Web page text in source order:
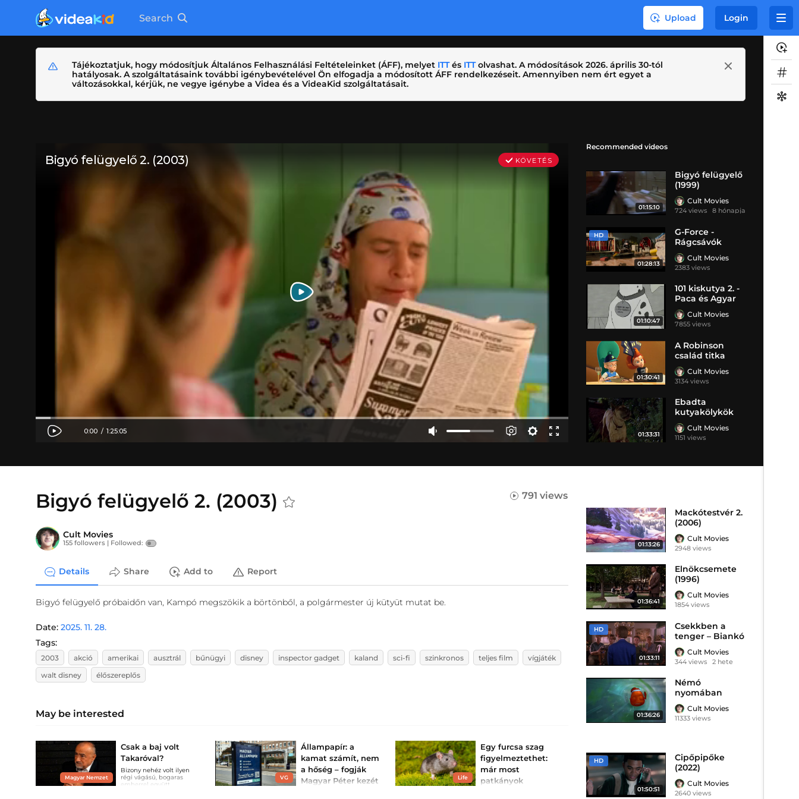
Search Upload Login
Tájékoztatjuk, hogy módosítjuk Általános Felhasználási Feltételeinket (ÁFF), melyet ITTés ITTolvashat. A módosítások 2026. április 30-tól
hatályosak. A szolgáltatásaink további igénybevételével Ön elfogadja a módosított ÁFF rendelkezéseit. Amennyiben nem ért egyet a
változásokkal, kérjük, ne vegye igénybe a Videa és a VideaKid szolgáltatásait.
Recommended videos
01:15:10
Bigyó felügyelő
(1999)
Cult Movies
724 views 8 hónapja
HD
01:28:13
G-Force -
Rágcsávók
(2009)
Cult Movies
2383 views
01:10:47
101 kiskutya 2. -
Paca és Agyar
(2003)
Cult Movies
7855 views
01:30:41
A Robinson
család titka
(2007)
Cult Movies
3134 views
01:33:31
Ebadta
kutyakölykök
(1966)
Cult Movies
1151 views
Bigyó felügyelő 2. (2003) 791 views
Cult Movies
155 followers | Followed:
Details Share Add to Report
Bigyó felügyelő próbaidőn van, Kampó megszökik a börtönből, a polgármester új kütyüt mutat be.
Date: 2025. 11. 28.
Tags:
2003 akció amerikai ausztrál bűnügyi disney inspector gadget kaland sci-fi szinkronos teljes film
vígjáték
walt disney
élőszereplős
May be interested
Magyar Nemzet
Csak a baj volt
Takaróval?
Bizony nehéz volt ilyen
régi vágású, bogaras
emberrel együtt
VG
Állampapír: a
kamat számít, nem
a hőség – fogják
Magyar Péter kezét
Life
Egy furcsa szag
figyelmeztethet:
már most
patkányok
01:13:26
Mackótestvér 2.
(2006)
Cult Movies
2948 views
01:36:41
Elnökcsemete
(1996)
Cult Movies
1854 views
HD
01:33:11
Csekkben a
tenger – Biankó
bankó (1994)
Cult Movies
344 views 2 hete
01:36:26
Némó
nyomában
(2003)
Cult Movies
11333 views
HD
01:50:51
Cipőpipőke
(2022)
Cult Movies
2640 views